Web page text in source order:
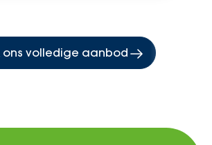
ons volledige aanbod